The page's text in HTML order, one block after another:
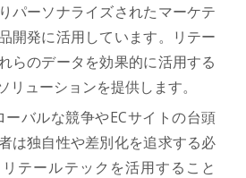
パーソナライズされたマーケテ
開発に活用しています。リテー
らのデータを効果的に活用する
リューションを提供します。
ーバルな競争やECサイトの台頭
は独自性や差別化を追求する必
テールテックを活用すること